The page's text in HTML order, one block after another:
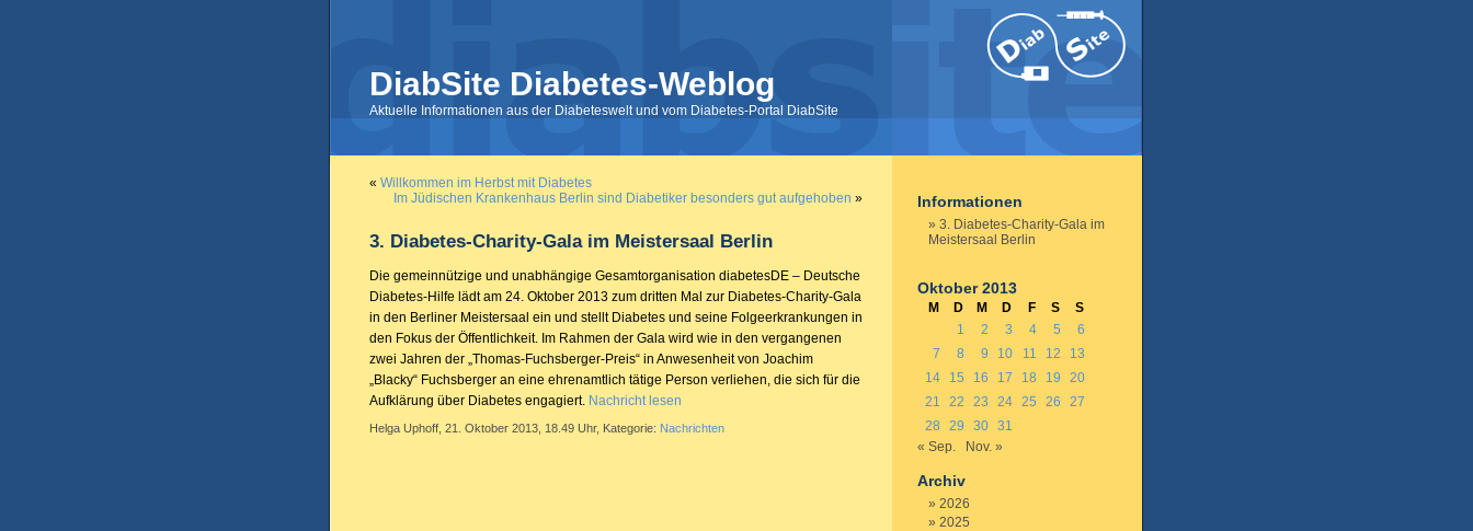
DiabSite Diabetes-Weblog
Aktuelle Informationen aus der Diabeteswelt und vom Diabetes-Portal DiabSite
« Willkommen im Herbst mit Diabetes
Im Jüdischen Krankenhaus Berlin sind Diabetiker besonders gut aufgehoben »
3. Diabetes-Charity-Gala im Meistersaal Berlin
Die gemeinnützige und unabhängige Gesamtorganisation diabetesDE – Deutsche
Diabetes-Hilfe lädt am 24. Oktober 2013 zum dritten Mal zur Diabetes-Charity-Gala
in den Berliner Meistersaal ein und stellt Diabetes und seine Folgeerkrankungen in
den Fokus der Öffentlichkeit. Im Rahmen der Gala wird wie in den vergangenen
zwei Jahren der „Thomas-Fuchsberger-Preis“ in Anwesenheit von Joachim
„Blacky“ Fuchsberger an eine ehrenamtlich tätige Person verliehen, die sich für die
Aufklärung über Diabetes engagiert. Nachricht lesen
Helga Uphoff, 21. Oktober 2013, 18.49 Uhr, Kategorie: Nachrichten
Informationen
3. Diabetes-Charity-Gala im
Meistersaal Berlin
Oktober 2013
M D M D F S
S
1
2 3 4 5
6
7
8 9 10 11 12
13
14
15 16 17 18 19
20
21
22 23 24 25 26
27
28
29 30 31
« Sep.
Nov. »
Archiv
2026
2025